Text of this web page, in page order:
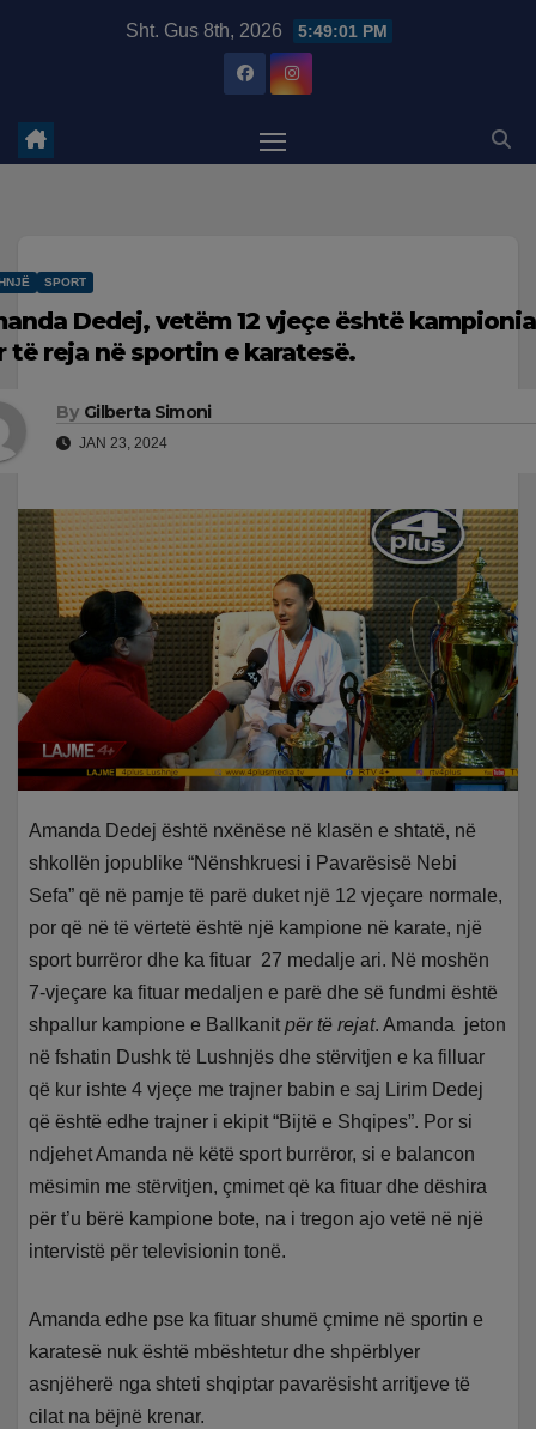
Sht. Gus 8th, 2026 5:49:02 PM
SPORT
Dedej, vetëm 12 vjeçe është
të reja në sportin e karatesë.
By Gilberta Simoni
JAN 23, 2024
Amanda Dedej është nxënëse në klasën e shtatë, në
shkollën jopublike “Nënshkruesi i Pavarësisë Nebi
Sefa” që në pamje të parë duket një 12 vjeçare normale,
por që në të vërtetë është një kampione në karate, një
sport burrëror dhe ka fituar 27 medalje ari. Në moshën
7-vjeçare ka fituar medaljen e parë dhe së fundmi është
shpallur kampione e Ballkanit për të rejat. Amanda jeton
në fshatin Dushk të Lushnjës dhe stërvitjen e ka filluar
që kur ishte 4 vjeçe me trajner babin e saj Lirim Dedej
që është edhe trajner i ekipit “Bijtë e Shqipes”. Por si
ndjehet Amanda në këtë sport burrëror, si e balancon
mësimin me stërvitjen, çmimet që ka fituar dhe dëshira
për t’u bërë kampione bote, na i tregon ajo vetë në një
intervistë për televisionin tonë.
Amanda edhe pse ka fituar shumë çmime në sportin e
karatesë nuk është mbështetur dhe shpërblyer
asnjëherë nga shteti shqiptar pavarësisht arritjeve të
cilat na bëjnë krenar.